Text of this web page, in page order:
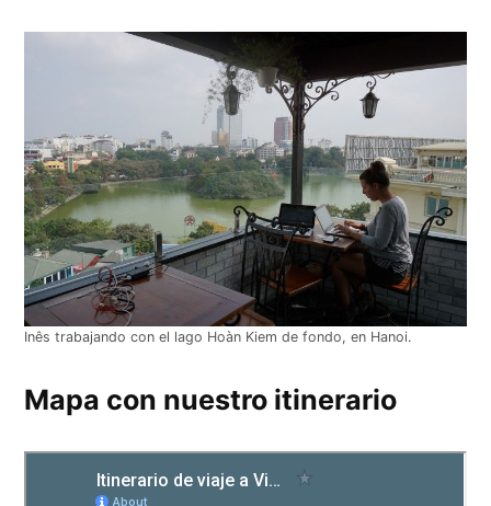
Inês trabajando con el lago Hoàn Kiem de fondo, en Hanoi.
Mapa con nuestro itinerario